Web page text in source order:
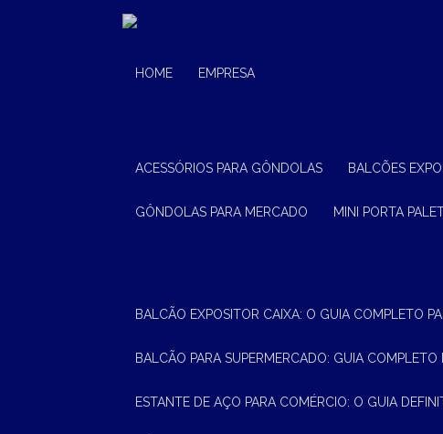
HOME EMPRESA
ACESSÓRIOS PARA GÔNDOLAS BALCÕES
GÔNDOLAS PARA MERCADO MINI PORTA
BALCÃO EXPOSITOR CAIXA: O GUIA COMPLETO
BALCÃO PARA SUPERMERCADO: GUIA COMPLETO
ESTANTE DE AÇO PARA COMÉRCIO: O GUIA